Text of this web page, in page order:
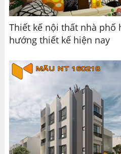
Thiết kế nội thất nhà phố
hướng thiết kế hiện nay